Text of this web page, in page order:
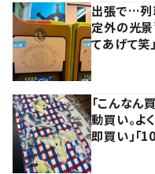
出張で…
定外の光景”
てあげて笑」
「こんなん
動買い。よ
即買い」「